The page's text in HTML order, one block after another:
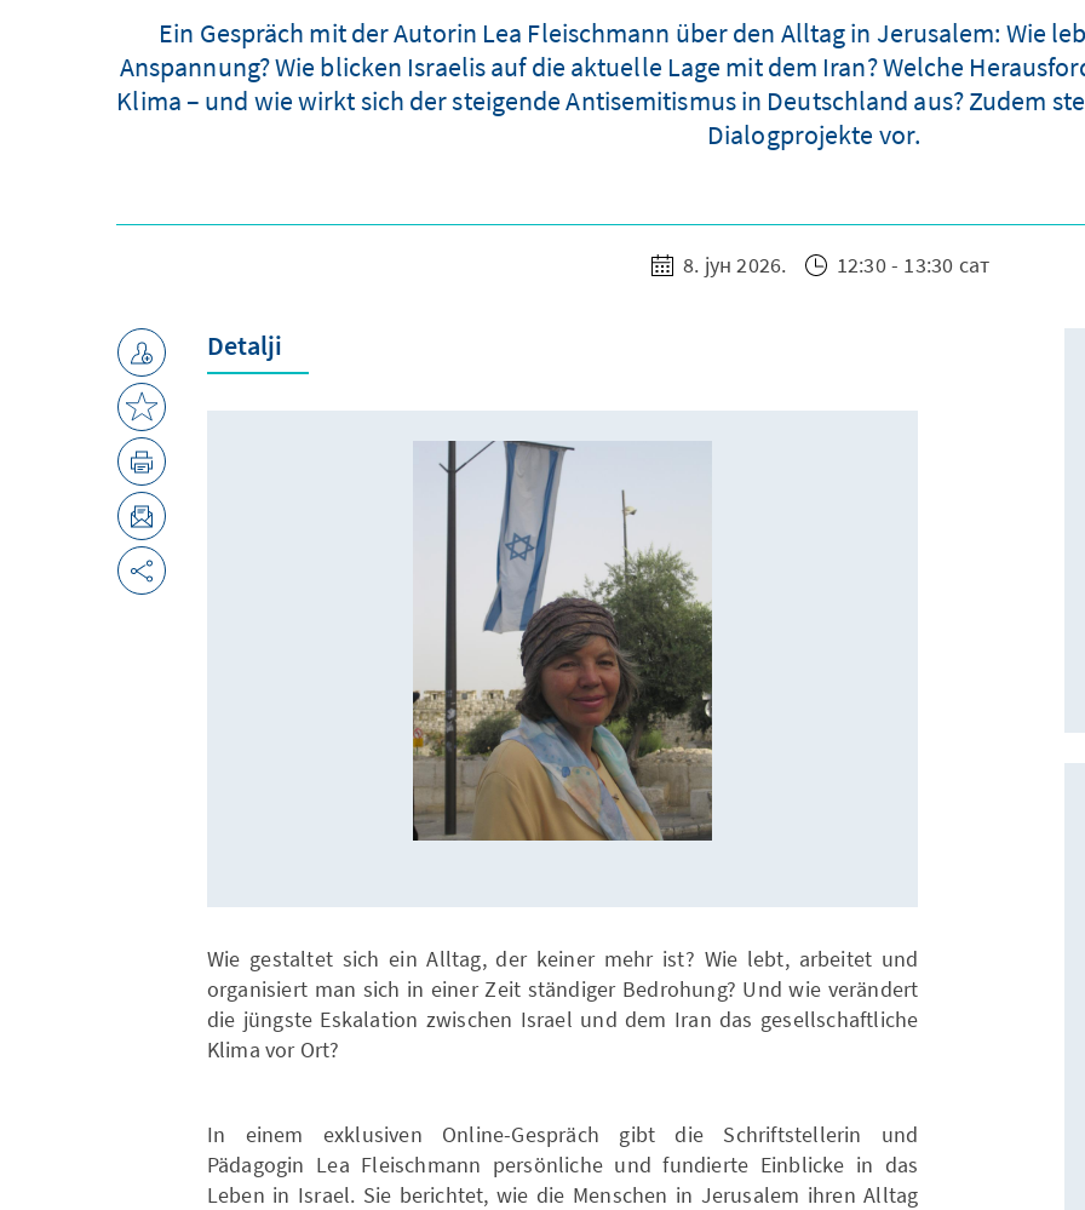
Ein Gespräch mit der Autorin Lea Fleischmann über den Alltag in Jerusalem: Wie
Anspannung? Wie blicken Israelis auf die aktuelle Lage mit dem Iran? Welche
Klima – und wie wirkt sich der steigende Antisemitismus in Deutschland aus? Zudem
Dialogprojekte vor.
8. јун 2026. 12:30 - 13:30 сат
Detalji
Wie gestaltet sich ein Alltag, der keiner mehr ist? Wie lebt, arbeitet und
organisiert man sich in einer Zeit ständiger Bedrohung? Und wie verändert
die jüngste Eskalation zwischen Israel und dem Iran das gesellschaftliche
Klima vor Ort?
In einem exklusiven Online-Gespräch gibt die Schriftstellerin und
Pädagogin Lea Fleischmann persönliche und fundierte Einblicke in das
Leben in Israel. Sie berichtet, wie die Menschen in Jerusalem ihren Alltag